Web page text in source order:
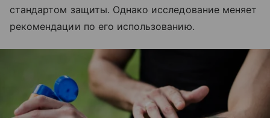
стандартом защиты. Однако исследование меняет
рекомендации по его использованию.